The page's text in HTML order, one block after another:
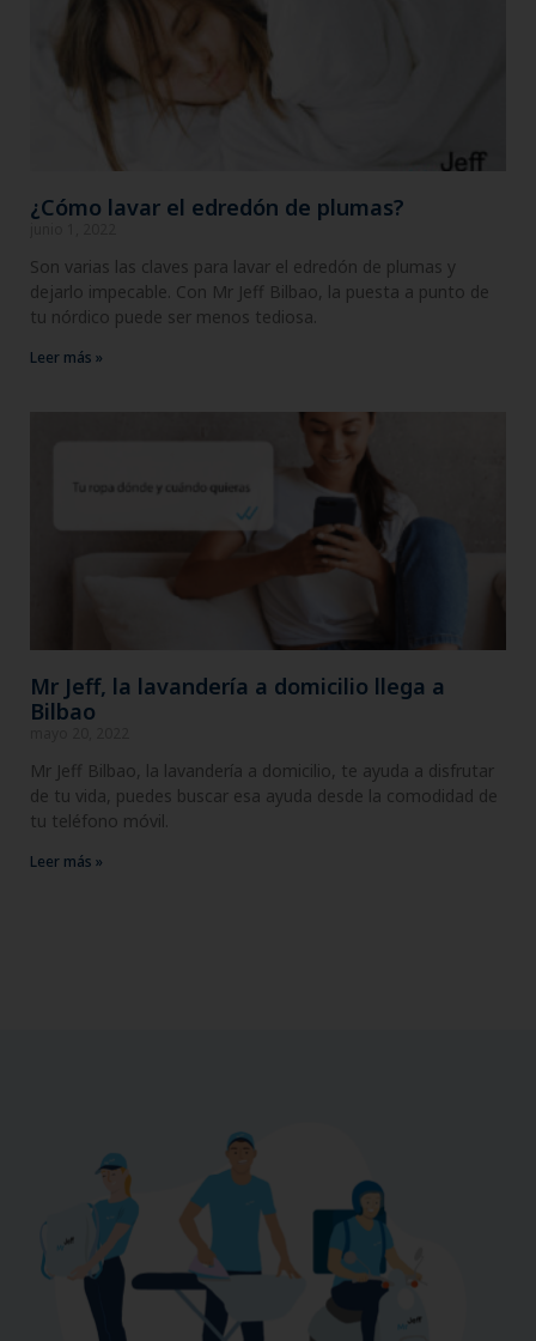
¿Cómo lavar el edredón de plumas?
Son varias las claves para lavar el edredón de plumas y
dejarlo impecable. Con Mr Jeff Bilbao, la puesta a punto de
tu nórdico puede ser menos tediosa.
Leer más »
Mr Jeff, la lavandería a domicilio llega a
Bilbao
Mr Jeff Bilbao, la lavandería a domicilio, te ayuda a disfrutar
de tu vida, puedes buscar esa ayuda desde la comodidad de
tu teléfono móvil.
Leer más »